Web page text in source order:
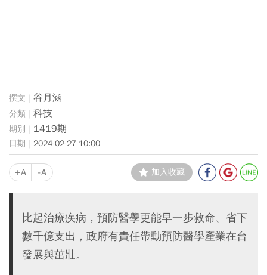
谷月涵
科技
1419期
2024-02-27 10:00
+A -A 加入收藏
比起治療疾病，預防醫學更能早一步救命、省下
數千億支出，政府有責任帶動預防醫學產業在台
發展與茁壯。